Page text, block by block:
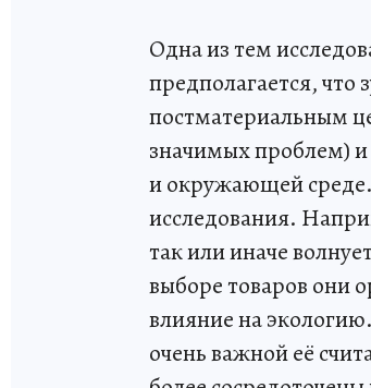
Одна из тем
предполагается,
постматериальным
значимых проблем)
и окружающей
исследования.
так или иначе
выборе товаров они
влияние на
очень важной её